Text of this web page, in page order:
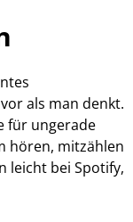
als man denkt.
für ungerade
hören, mitzählen
leicht bei Spotify,